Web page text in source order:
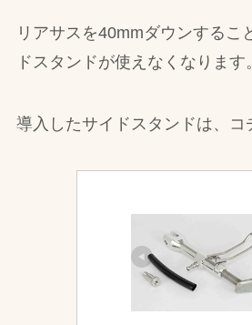
リアサスを40mmダウンするこ
ドスタンドが使えなくなります。
導入したサイドスタンドは、コ